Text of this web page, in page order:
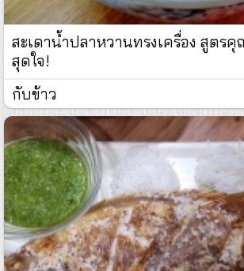
สะเดาน้ำปลาหวานทรงเครื่อง สูตร
สุดใจ!
กับข้าว